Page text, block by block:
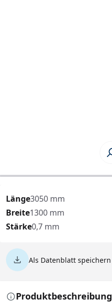
Länge3050 mm
Breite1300 mm
Stärke0,7 mm
Als Datenblatt speichern
Produktbeschreibung